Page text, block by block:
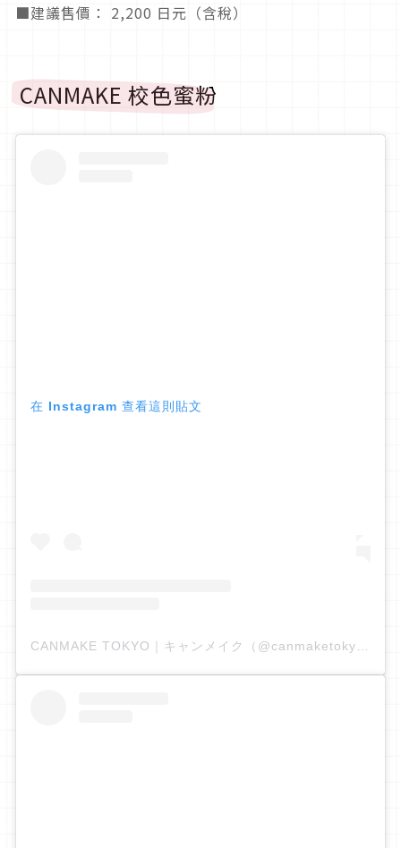
■建議售價： 2,200 日元（含稅）
CANMAKE 校色蜜粉
在 Instagram 查看這則貼文